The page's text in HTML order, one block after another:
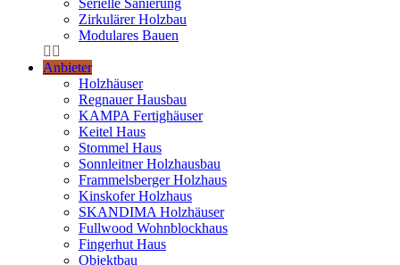
Serielle Sanierung
Zirkulärer Holzbau
Modulares Bauen
Anbieter
Holzhäuser
Regnauer Hausbau
KAMPA Fertighäuser
Keitel Haus
Stommel Haus
Sonnleitner Holzhausbau
Frammelsberger Holzhaus
Kinskofer Holzhaus
SKANDIMA Holzhäuser
Fullwood Wohnblockhaus
Fingerhut Haus
Objektbau